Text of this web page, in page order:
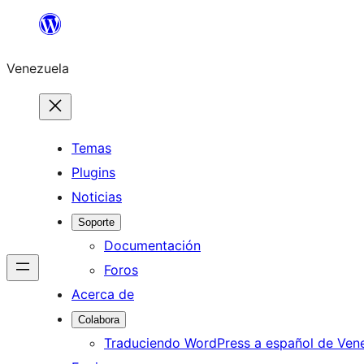
Saltar
contenido
Venezuela
Temas
Plugins
Noticias
Soporte
Documentación
Foros
Acerca de
Colabora
Traduciendo WordPress a español de